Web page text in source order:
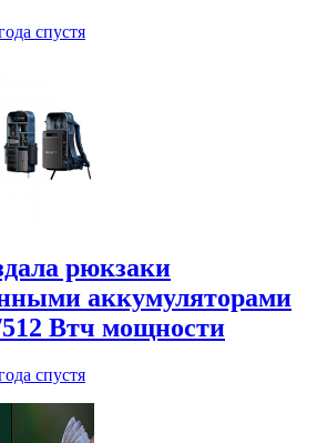
спустя
рюкзаки
аккумуляторами
512 Втч мощности
спустя